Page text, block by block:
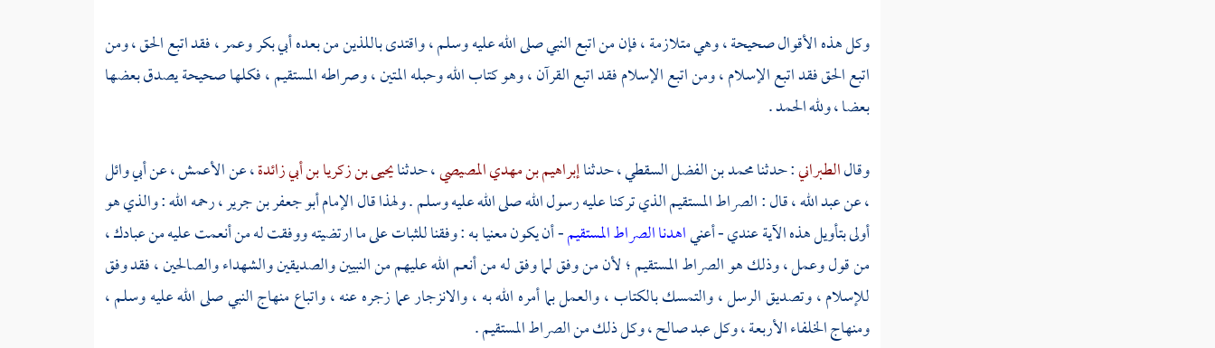
وكل هذه الأقوال صحيحة ، وهي متلازمة ، فإن من اتبع النبي صلى الله عليه وسلم ، واقتدى باللذين من بعدهأبي بكروعمر ،فقد اتبع الحق ، ومن
اتبع الحق فقد اتبع الإسلام ، ومن اتبع الإسلام فقد اتبع القرآن ، وهو كتاب الله وحبله المتين ، وصراطه المستقيم ، فكلها صحيحة يصدق بعضها
بعضا ، ولله الحمد .
وقالالطبراني: حدثنامحمد بن الفضل السقطي ،حدثناإبراهيم بن مهدي المصيصي، حدثنايحيى بن زكريا بن أبي زائدة، عنالأعمش ،عنأبي وائل
، عنعبد الله ،قال : الصراط المستقيم الذي تركنا عليه رسول الله صلى الله عليه وسلم . ولهذا قالالإمام أبو جعفر بن جرير، رحمه الله : والذي هو
أولى بتأويل هذه الآية عندي - أعنياهدنا الصراط المستقيم- أن يكون معنيا به : وفقنا للثبات على ما ارتضيته ووفقت له من أنعمت عليه من عبادك ،
من قول وعمل ، وذلك هو الصراط المستقيم ؛ لأن من وفق لما وفق له من أنعم الله عليهم من النبيين والصديقين والشهداء والصالحين ، فقد وفق
للإسلام ، وتصديق الرسل ، والتمسك بالكتاب ، والعمل بما أمره الله به ، والانزجار عما زجره عنه ، واتباع منهاج النبي صلى الله عليه وسلم ،
ومنهاج الخلفاء الأربعة ، وكل عبد صالح ، وكل ذلك من الصراط المستقيم .